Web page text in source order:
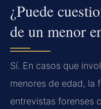
¿Puede
de un menor
Sí. En casos que
menores de edad, la
entrevistas forenses